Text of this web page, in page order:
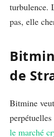
turbulence.
pas, elle
de
Bitmine
le marché